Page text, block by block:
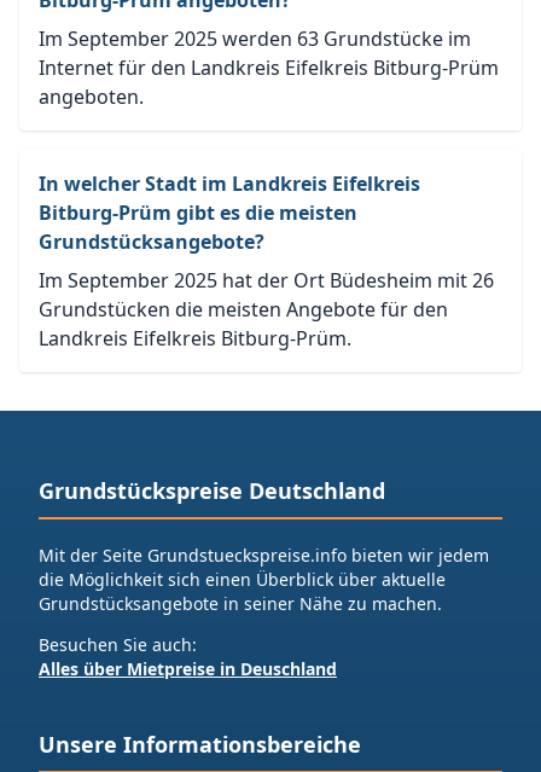
Im September 2025 werden 63 Grundstücke im
Internet für den Landkreis Eifelkreis Bitburg-Prüm
angeboten.
In welcher Stadt im Landkreis Eifelkreis
Bitburg-Prüm gibt es die meisten
Grundstücksangebote?
Im September 2025 hat der Ort Büdesheim mit 26
Grundstücken die meisten Angebote für den
Landkreis Eifelkreis Bitburg-Prüm.
Grundstückspreise Deutschland
Mit der Seite Grundstueckspreise.info bieten wir jedem
die Möglichkeit sich einen Überblick über aktuelle
Grundstücksangebote in seiner Nähe zu machen.
Besuchen Sie auch:
Alles über Mietpreise in Deuschland
Unsere Informationsbereiche